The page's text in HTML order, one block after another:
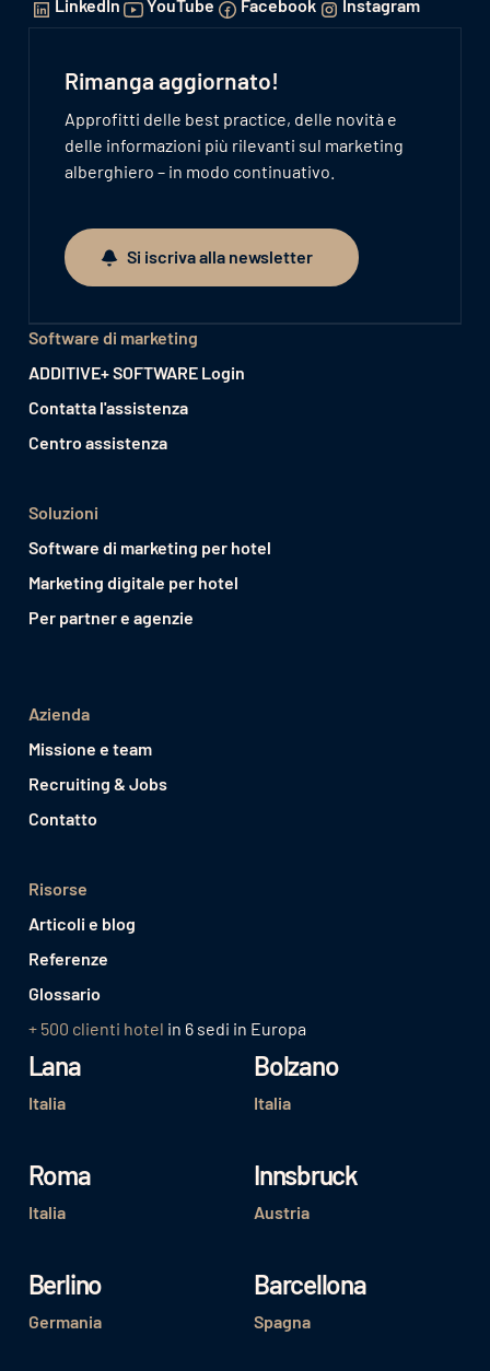
LinkedIn YouTube Facebook Instagram
Rimanga aggiornato!
Approfitti delle best practice, delle novità e
delle informazioni più rilevanti sul marketing
alberghiero – in modo continuativo.
Si iscriva alla newsletter
Si iscriva alla newsletter
Software di marketing
ADDITIVE+ SOFTWARE Login
Contatta l'assistenza
Centro assistenza
Soluzioni
Software di marketing per hotel
Marketing digitale per hotel
Per partner e agenzie
Azienda
Missione e team
Recruiting & Jobs
Contatto
Risorse
Articoli e blog
Referenze
Glossario
+ 500 clienti hotel in 6 sedi in Europa
Lana
Italia
Bolzano
Italia
Roma
Italia
Innsbruck
Austria
Berlino
Germania
Barcellona
Spagna